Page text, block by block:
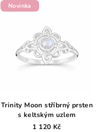
Novinka
Trinity Moon stříbrný prsten
s keltským uzlem
1 120 Kč